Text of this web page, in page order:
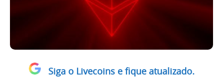
Siga o Livecoins e fique atualizado.